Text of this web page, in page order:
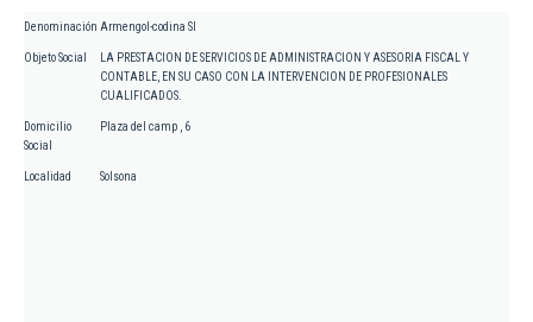
Denominación Armengol-codina Sl
Objeto Social
LA PRESTACION DE SERVICIOS DE ADMINISTRACION Y ASESORIA FISCAL Y
CONTABLE, EN SU CASO CON LA INTERVENCION DE PROFESIONALES
CUALIFICADOS.
Domicilio
Social
Plaza del camp , 6
Localidad Solsona